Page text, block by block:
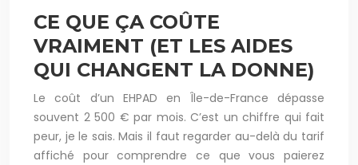
CE QUE ÇA COÛTE
VRAIMENT (ET LES AIDES
QUI CHANGENT LA DONNE)
Le coût d’un EHPAD en Île-de-France dépasse
souvent 2 500 € par mois. C’est un chiffre qui fait
peur, je le sais. Mais il faut regarder au-delà du tarif
affiché pour comprendre ce que vous paierez